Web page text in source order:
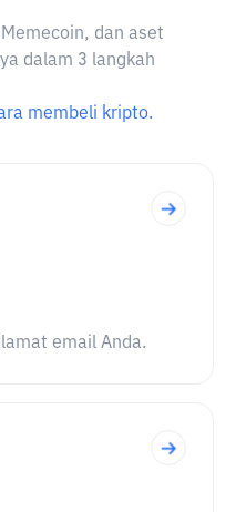
dan aset
dalam 3 langkah
membeli kripto.
email Anda.